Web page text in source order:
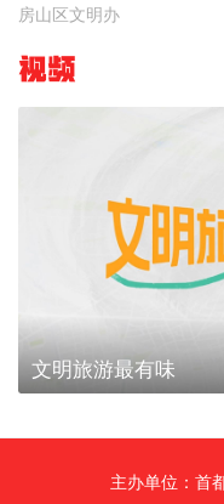
房山区文明办
视频
文明旅游最有味
主办单位：首